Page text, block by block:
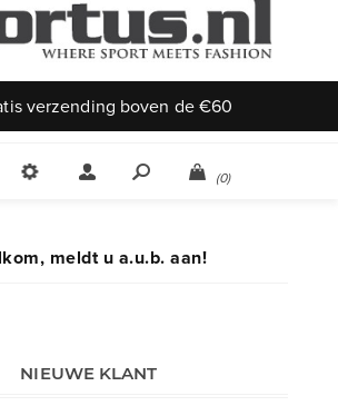
verzending boven de €60
(0)
meldt u a.u.b. aan!
NIEUWE KLANT